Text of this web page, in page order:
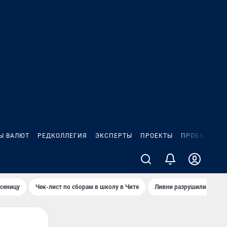
ВАЛЮТ РЕДКОЛЛЕГИЯ ЭКСПЕРТЫ ПРОЕКТЫ ПРОБКИ
Чек-лист по сборам в школу в Чите Ливни разрушили